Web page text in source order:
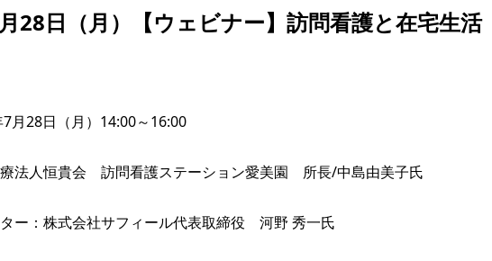
28日（月）【ウェビナー】訪問看護と在宅生活
月28日（月）14:00～16:00
法人恒貴会　訪問看護ステーション愛美園　所長/中島由美子氏
ー：株式会社サフィール代表取締役　河野 秀一氏